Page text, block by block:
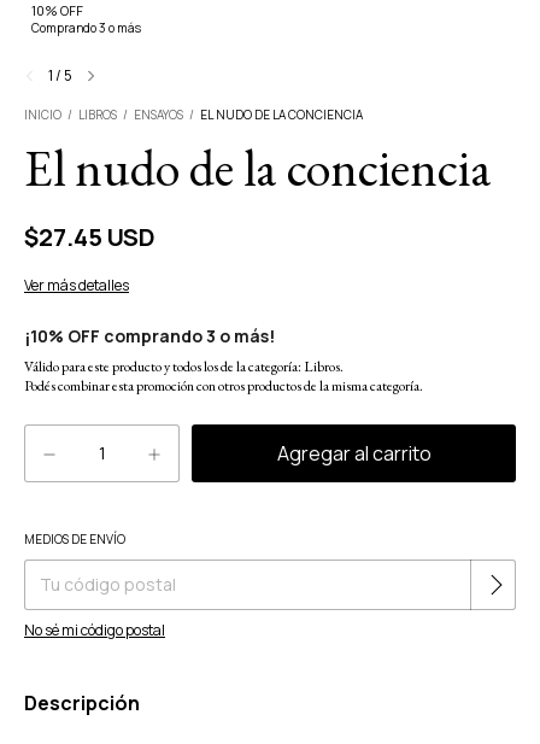
10% OFF
Comprando 3 o más
1/ 5
INICIO / LIBROS / ENSAYOS / EL NUDO DE LA CONCIENCIA
El nudo de la conciencia
$27.45 USD
Ver más detalles
¡10% OFF comprando 3 o más!
Válido para este producto y todos los de la categoría: Libros.
Podés combinar esta promoción con otros productos de la misma categoría.
Entregas para el CP:
MEDIOS DE ENVÍO
No sé mi código postal
Descripción